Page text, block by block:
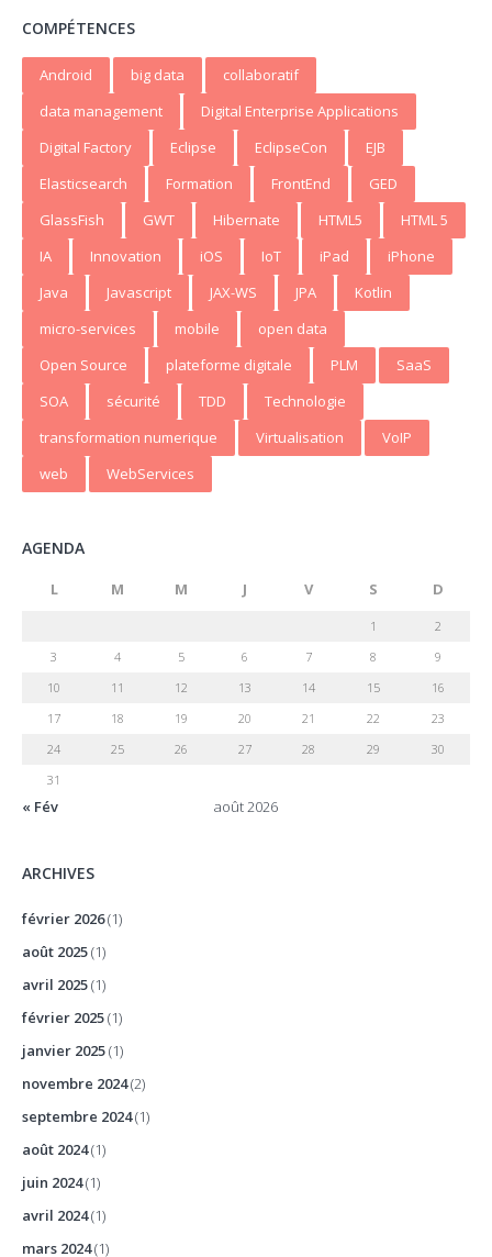
COMPÉTENCES
Android big data
collaboratif
data management
Digital Enterprise Applications
Digital Factory
Eclipse EclipseCon
EJB
Elasticsearch
Formation FrontEnd
GED
GlassFish
GWT Hibernate HTML5
HTML 5
IA
Innovation iOS IoT iPad
iPhone
Java
Javascript JAX-WS JPA
Kotlin
micro-services
mobile
open data
Open Source
plateforme digitale PLM
SaaS
SOA
sécurité TDD
Technologie
transformation numerique
Virtualisation
VoIP
web
WebServices
AGENDA
août 2026
L M M J V S D
1
2
3
4 5 6 7 8
9
10
11 12 13 14 15
16
17
18 19 20 21 22
23
24
25 26 27 28 29
30
31
« Fév
ARCHIVES
février 2026(1)
août 2025(1)
avril 2025(1)
février 2025(1)
janvier 2025(1)
novembre 2024(2)
septembre 2024(1)
août 2024(1)
juin 2024(1)
avril 2024(1)
mars 2024(1)